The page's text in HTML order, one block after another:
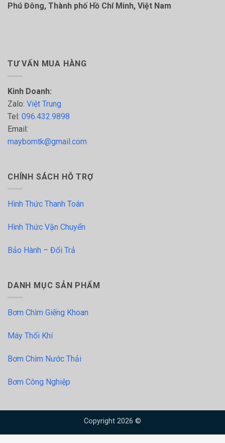
Phú Đông, Thành phố Hồ Chí Minh, Việt Nam
TƯ VẤN MUA HÀNG
Kinh Doanh:
Zalo: Việt Trung
Tel: 096.432.9898
Email:
maybomtk@gmail.com
CHÍNH SÁCH HỖ TRỢ
Hình Thức Thanh Toán
Hình Thức Vận Chuyển
Bảo Hành – Đổi Trả
DANH MỤC SẢN PHẨM
Bơm Chìm Giếng Khoan
Máy Thổi Khí
Bơm Chìm Nước Thải
Bơm Công Nghiệp
Copyright 2026 ©